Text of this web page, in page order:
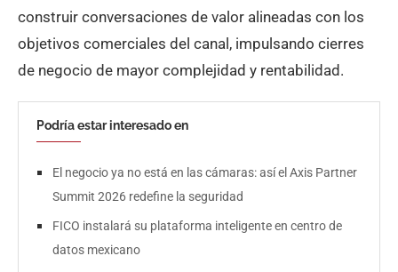
construir conversaciones de valor alineadas con los
objetivos comerciales del canal, impulsando cierres
de negocio de mayor complejidad y rentabilidad.
Podría estar interesado en
El negocio ya no está en las cámaras: así el Axis Partner
Summit 2026 redefine la seguridad
FICO instalará su plataforma inteligente en centro de
datos mexicano